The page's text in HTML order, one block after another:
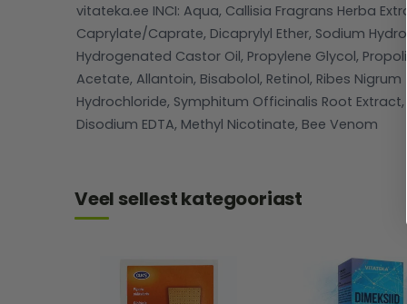
vitateka.ee INCI: Aqua, Callisia Fragrans Herba
Caprylate/Caprate, Dicaprylyl Ether, Sodium
Hydrogenated Castor Oil, Propylene Glycol,
Acetate, Allantoin, Bisabolol, Retinol, Ribes Nigrum
Hydrochloride, Symphitum Officinalis Root
Disodium EDTA, Methyl Nicotinate, Bee Venom
Veel sellest kategooriast